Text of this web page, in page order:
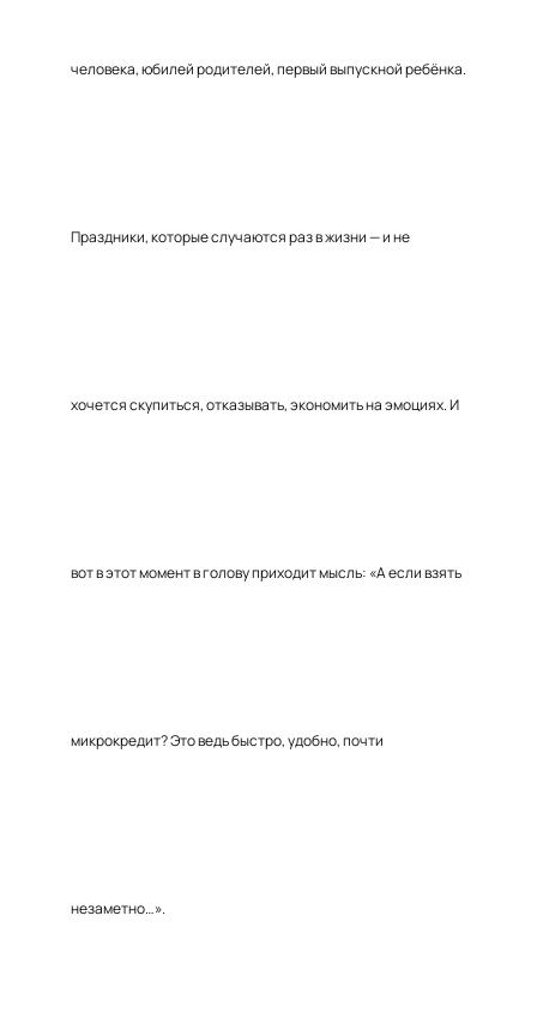
человека, юбилей родителей, первый выпускной ребёнка.
Праздники, которые случаются раз в жизни — и не
хочется скупиться, отказывать, экономить на эмоциях. И
вот в этот момент в голову приходит мысль: «А если взять
микрокредит? Это ведь быстро, удобно, почти
незаметно…».